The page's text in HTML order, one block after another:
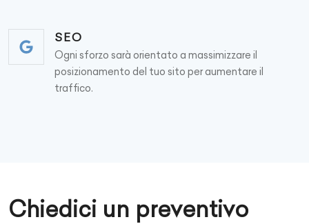
SEO
Ogni sforzo sarà orientato a massimizzare il
posizionamento del tuo sito per aumentare il
traffico.
Chiedici un preventivo